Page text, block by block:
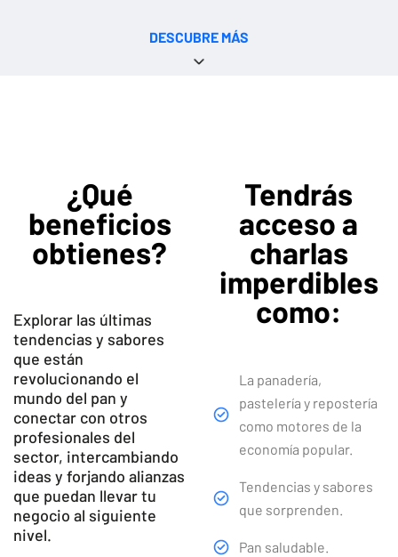
DESCUBRE MÁS
¿Qué
beneficios
obtienes?
Explorar las últimas
tendencias y sabores
que están
revolucionando el
mundo del pan y
conectar con otros
profesionales del
sector, intercambiando
ideas y forjando alianzas
que puedan llevar tu
negocio al siguiente
nivel.
Tendrás
acceso a
charlas
imperdibles
como:
La panadería,
pastelería y repostería
como motores de la
economía popular.
Tendencias y sabores
que sorprenden.
Pan saludable.